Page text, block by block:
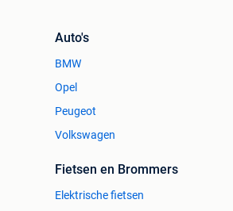
Auto's
BMW
Opel
Peugeot
Volkswagen
Fietsen en Brommers
Elektrische fietsen